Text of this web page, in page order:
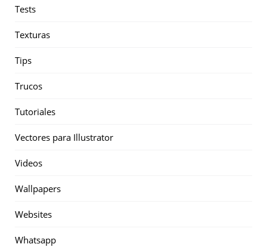
Tests
Texturas
Tips
Trucos
Tutoriales
Vectores para Illustrator
Videos
Wallpapers
Websites
Whatsapp